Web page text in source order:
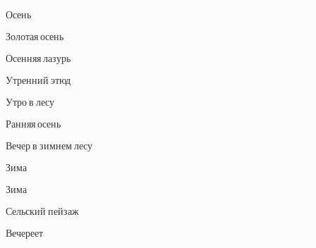
Осень
Золотая осень
Осенняя лазурь
Утренний этюд
Утро в лесу
Ранняя осень
Вечер в зимнем лесу
Зима
Зима
Сельский пейзаж
Вечереет